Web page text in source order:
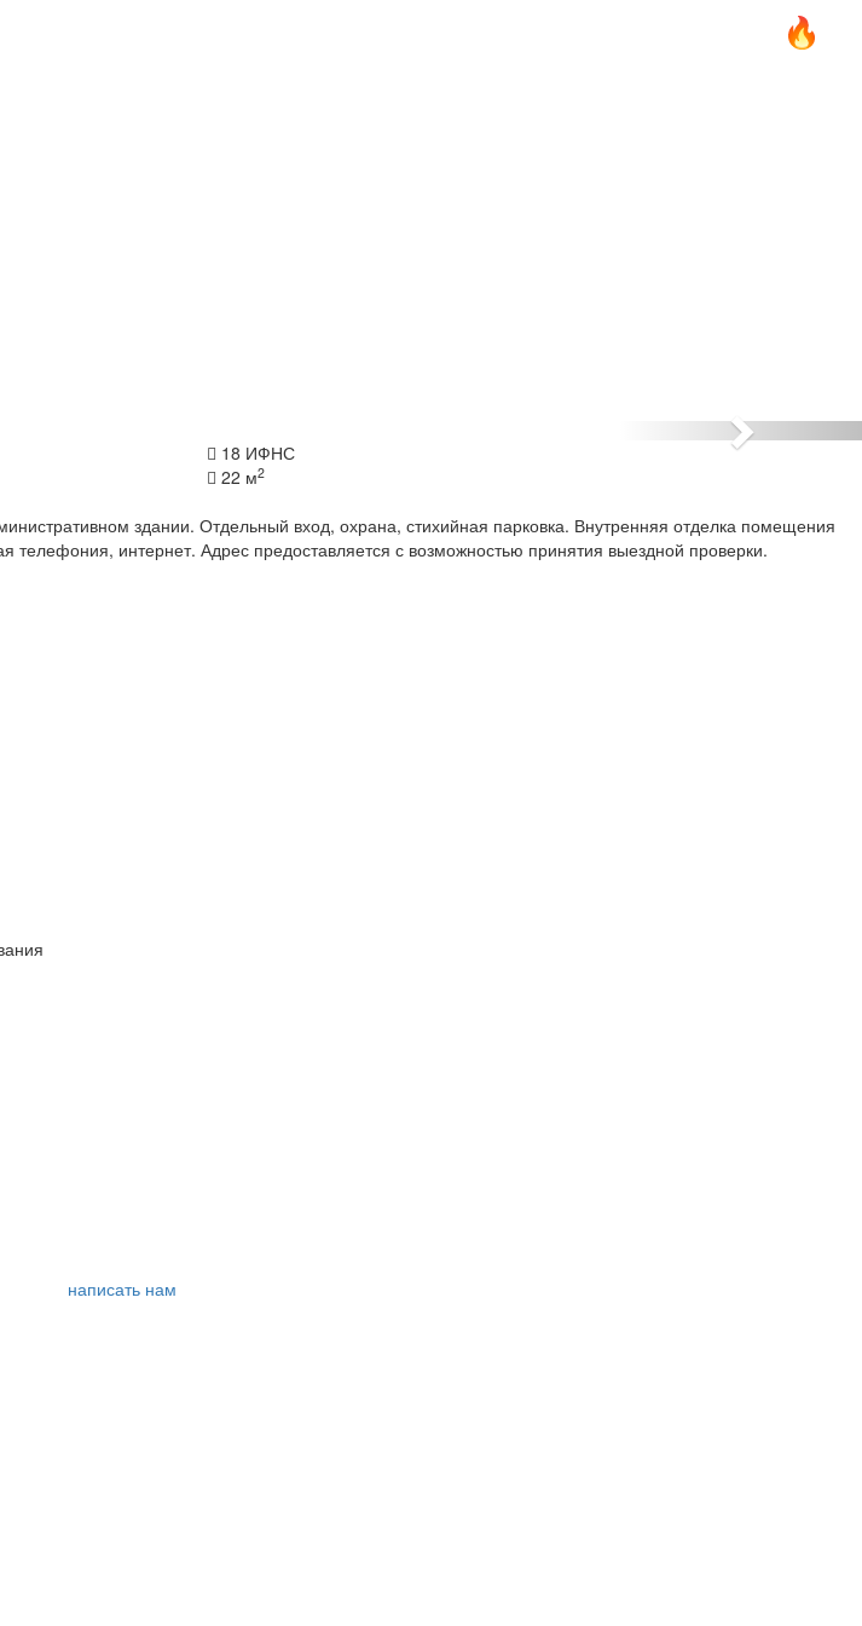
Дальше
18 ИФНС
22 м2
здании. Отдельный вход, охрана, стихийная парковка. Внутренняя отделка помещения
интернет. Адрес предоставляется с возможностью принятия выездной проверки.
написать нам